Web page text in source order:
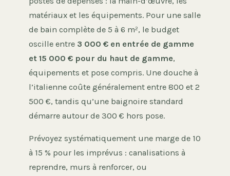
matériaux et les équipements. Pour une salle
de bain complète de 5 à 6 m², le budget
oscille entre 3 000 € en entrée de gamme
et 15 000 € pour du haut de gamme,
équipements et pose compris. Une douche à
l’italienne coûte généralement entre 800 et 2
500 €, tandis qu’une baignoire standard
démarre autour de 300 € hors pose.
Prévoyez systématiquement une marge de 10
à 15 % pour les imprévus : canalisations à
reprendre, murs à renforcer, ou